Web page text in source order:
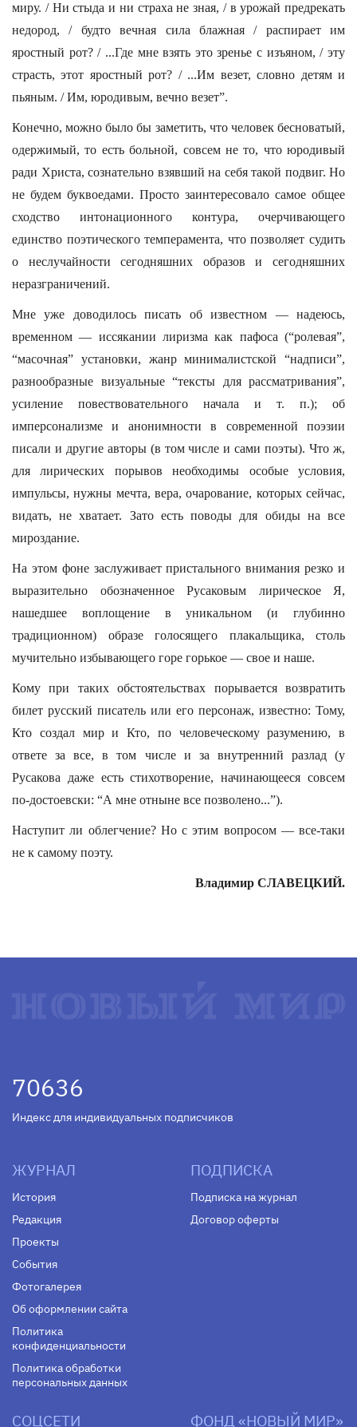
миру. / Ни стыда и ни страха не зная, / в урожай предрекать
недород, / будто вечная сила блажная / распирает им
яростный рот? / ...Где мне взять это зренье с изъяном, / эту
страсть, этот яростный рот? / ...Им везет, словно детям и
пьяным. / Им, юродивым, вечно везет”.
Конечно, можно было бы заметить, что человек бесноватый,
одержимый, то есть больной, совсем не то, что юродивый
ради Христа, сознательно взявший на себя такой подвиг. Но
не будем буквоедами. Просто заинтересовало самое общее
сходство интонационного контура, очерчивающего
единство поэтического темперамента, что позволяет судить
о неслучайности сегодняшних образов и сегодняшних
неразграничений.
Мне уже доводилось писать об известном — надеюсь,
временном — иссякании лиризма как пафоса (“ролевая”,
“масочная” установки, жанр минималистской “надписи”,
разнообразные визуальные “тексты для рассматривания”,
усиление повествовательного начала и т. п.); об
имперсонализме и анонимности в современной поэзии
писали и другие авторы (в том числе и сами поэты). Что ж,
для лирических порывов необходимы особые условия,
импульсы, нужны мечта, вера, очарование, которых сейчас,
видать, не хватает. Зато есть поводы для обиды на все
мироздание.
На этом фоне заслуживает пристального внимания резко и
выразительно обозначенное Русаковым лирическое Я,
нашедшее воплощение в уникальном (и глубинно
традиционном) образе голосящего плакальщика, столь
мучительно избывающего горе горькое — свое и наше.
Кому при таких обстоятельствах порывается возвратить
билет русский писатель или его персонаж, известно: Тому,
Кто создал мир и Кто, по человеческому разумению, в
ответе за все, в том числе и за внутренний разлад (у
Русакова даже есть стихотворение, начинающееся совсем
по-достоевски: “А мне отныне все позволено...”).
Наступит ли облегчение? Но с этим вопросом — все-таки
не к самому поэту.
Владимир СЛАВЕЦКИЙ.
70636
Индекс для индивидуальных подписчиков
ЖУРНАЛ
История
Редакция
Проекты
События
Фотогалерея
Об оформлении сайта
Политика
конфиденциальности
Политика обработки
персональных данных
ПОДПИСКА
Подписка на журнал
Договор оферты
СОЦСЕТИ ФОНД «НОВЫЙ МИР»